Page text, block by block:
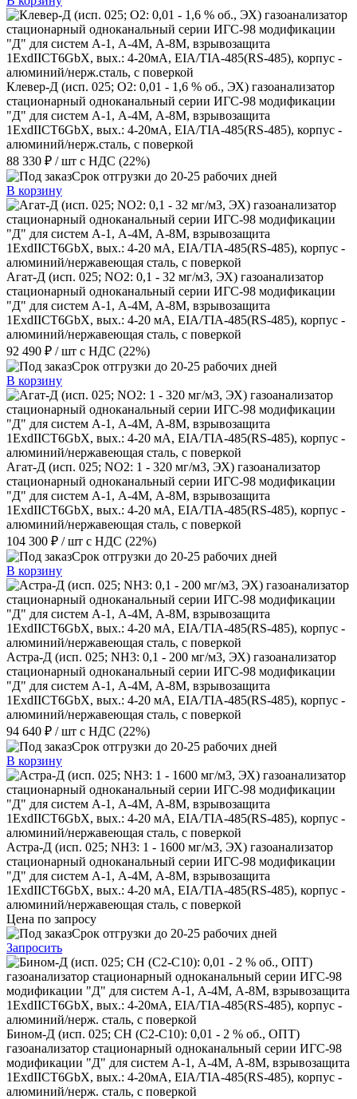
Клевер-Д (исп. 025; О2: 0,01 - 1,6 % об., ЭХ) газоанализатор
стационарный одноканальный серии ИГС-98 модификации
"Д" для систем А-1, А-4М, А-8М, взрывозащита
1ExdIIСT6GbX, вых.: 4-20мА, EIA/TIA-485(RS-485), корпус -
алюминий/нерж.сталь, с поверкой
88 330 ₽ / шт с НДС (22%)
Срок отгрузки до 20-25 рабочих дней
В корзину
Агат-Д (исп. 025; NO2: 0,1 - 32 мг/м3, ЭХ) газоанализатор
стационарный одноканальный серии ИГС-98 модификации
"Д" для систем А-1, А-4М, А-8М, взрывозащита
1ExdIIСT6GbX, вых.: 4-20 мА, EIA/TIA-485(RS-485), корпус -
алюминий/нержавеющая сталь, с поверкой
92 490 ₽ / шт с НДС (22%)
Срок отгрузки до 20-25 рабочих дней
В корзину
Агат-Д (исп. 025; NO2: 1 - 320 мг/м3, ЭХ) газоанализатор
стационарный одноканальный серии ИГС-98 модификации
"Д" для систем А-1, А-4М, А-8М, взрывозащита
1ExdIIСT6GbX, вых.: 4-20 мА, EIA/TIA-485(RS-485), корпус -
алюминий/нержавеющая сталь, с поверкой
104 300 ₽ / шт с НДС (22%)
Срок отгрузки до 20-25 рабочих дней
В корзину
Астра-Д (исп. 025; NН3: 0,1 - 200 мг/м3, ЭХ) газоанализатор
стационарный одноканальный серии ИГС-98 модификации
"Д" для систем А-1, А-4М, А-8М, взрывозащита
1ExdIIСT6GbX, вых.: 4-20 мА, EIA/TIA-485(RS-485), корпус -
алюминий/нержавеющая сталь, с поверкой
94 640 ₽ / шт с НДС (22%)
Срок отгрузки до 20-25 рабочих дней
В корзину
Астра-Д (исп. 025; NН3: 1 - 1600 мг/м3, ЭХ) газоанализатор
стационарный одноканальный серии ИГС-98 модификации
"Д" для систем А-1, А-4М, А-8М, взрывозащита
1ExdIIСT6GbX, вых.: 4-20 мА, EIA/TIA-485(RS-485), корпус -
алюминий/нержавеющая сталь, с поверкой
Цена по запросу
Срок отгрузки до 20-25 рабочих дней
Запросить
Бином-Д (исп. 025; CH (C2-C10): 0,01 - 2 % об., ОПТ)
газоанализатор стационарный одноканальный серии ИГС-98
модификации "Д" для систем А-1, А-4М, А-8М, взрывозащита
1ExdIIСT6GbX, вых.: 4-20мА, EIA/TIA-485(RS-485), корпус -
алюминий/нерж. сталь, с поверкой